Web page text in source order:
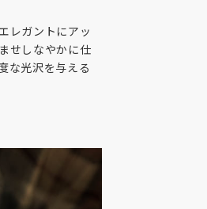
レガントにアッ
せしなやかに仕
な光沢を与える